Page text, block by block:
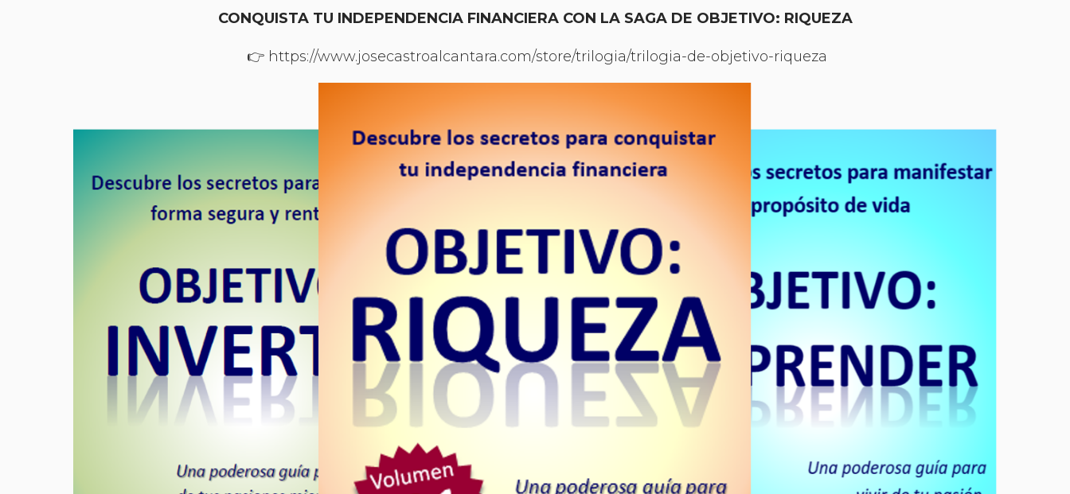
CONQUISTA TU INDEPENDENCIA FINANCIERA CON LA SAGA DE OBJETIVO: RIQUEZA
👉 https://www.josecastroalcantara.com/store/trilogia/trilogia-de-objetivo-riqueza